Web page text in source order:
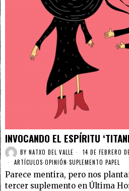
INVOCANDO EL ESPÍRITU
BY NATXO DEL VALLE
14 DE FEBRERO
ARTÍCULOS·OPINIÓN·SUPLEMENTO PAPEL
Parece mentira, pero nos
tercer suplemento en Última